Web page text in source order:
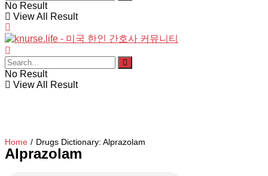
No Result
View All Result
No Result
View All Result
Home / Drugs Dictionary: Alprazolam
Alprazolam